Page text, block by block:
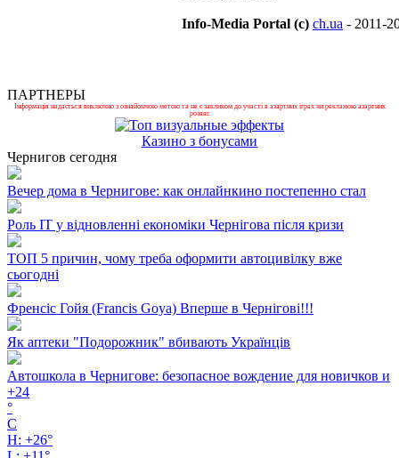
Info-Media Portal (c) ch.ua - 2011-
ПАРТНЕРЫ
Інформація надається виключно з ознайомчою метою та не є закликом до участі в азартних іграх чи рекламою азартних
розваг.
Казино з бонусами
Чернигов сегодня
Вечер дома в Чернигове: как онлайнкино постепенно стал
Роль ІТ у відновленні економіки Чернігова після кризи
ТОП 5 причин, чому треба оформити автоцивілку вже
сьогодні
Френсіс Гойя (Francis Goya) Вперше в Чернігові!!!
Як аптеки "Подорожник" вбивають Українців
Автошкола в Чернигове: безопасное вождение для новичков и
+24
°
C
H: +26°